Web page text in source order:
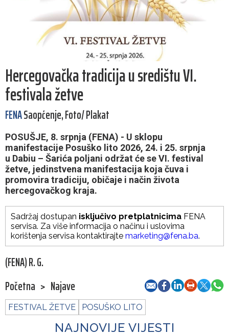
Hercegovačka tradicija u središtu VI.
festivala žetve
FENASaopćenje, Foto/ Plakat
POSUŠJE, 8. srpnja (FENA) - U sklopu
manifestacije Posuško lito 2026, 24. i 25. srpnja
u Dabiu – Šarića poljani održat će se VI. festival
žetve, jedinstvena manifestacija koja čuva i
promovira tradiciju, običaje i način života
hercegovačkog kraja.
Sadržaj dostupan isključivo pretplatnicima FENA
servisa. Za više informacija o načinu i uslovima
korištenja servisa kontaktirajte marketing@fena.ba.
(FENA) R. G.
Početna > Najave
FESTIVAL ŽETVE POSUŠKO LITO
NAJNOVIJE VIJESTI